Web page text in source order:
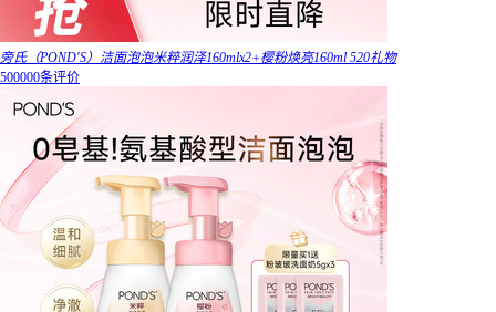
旁氏（POND'S）洁面泡泡米粹润泽160mlx2+樱粉焕亮160ml 520礼物
500000条评价